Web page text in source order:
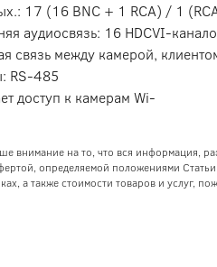
17 (16 BNC + 1 RCA) / 1
аудиосвязь: 16 HDCVI-
связь между камерой,
RS-485
доступ к камерам Wi-
внимание на то, что вся информация,
определяемой положениями
а также стоимости товаров и